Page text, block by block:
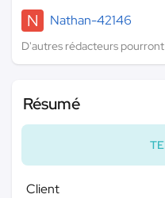
N
Nathan-42146
D'autres rédacteurs
Résumé
Client